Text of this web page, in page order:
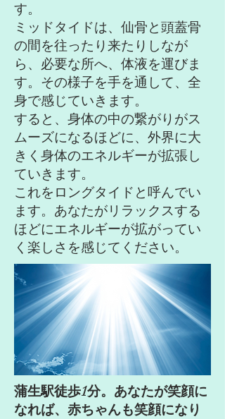
す。
ミッドタイドは、仙骨と頭蓋骨
の間を往ったり来たりしなが
ら、必要な所へ、体液を運びま
す。その様子を手を通して、全
身で感じていきます。
すると、身体の中の繋がりがス
ムーズになるほどに、外界に大
きく身体のエネルギーが拡張し
ていきます。
これをロングタイドと呼んでい
ます。あなたがリラックスする
ほどにエネルギーが拡がってい
く楽しさを感じてください。
蒲生駅徒歩1分。あなたが笑顔に
なれば、赤ちゃんも笑顔になり